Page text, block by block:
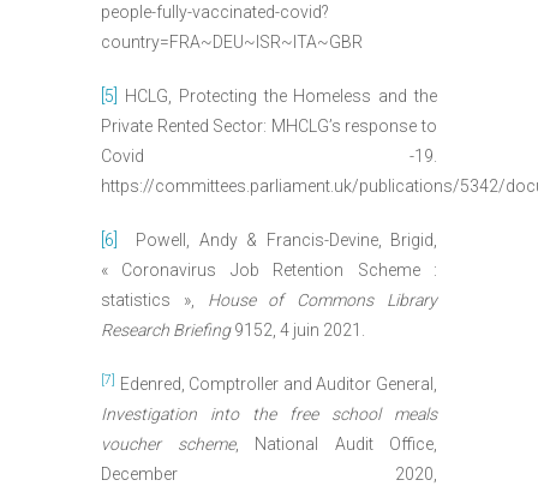
people-fully-vaccinated-covid?
country=FRA~DEU~ISR~ITA~GBR
[5]
HCLG, Protecting the Homeless and the
Private Rented Sector: MHCLG’s response to
Covid -19.
https://committees.parliament.uk/publications/5342/
[6]
Powell, Andy & Francis-Devine, Brigid,
« Coronavirus Job Retention Scheme :
statistics », House of Commons Library
Research Briefing9152, 4 juin 2021.
[7]
Edenred, Comptroller and Auditor General,
Investigation into the free school meals
voucher scheme, National Audit Office,
December 2020,